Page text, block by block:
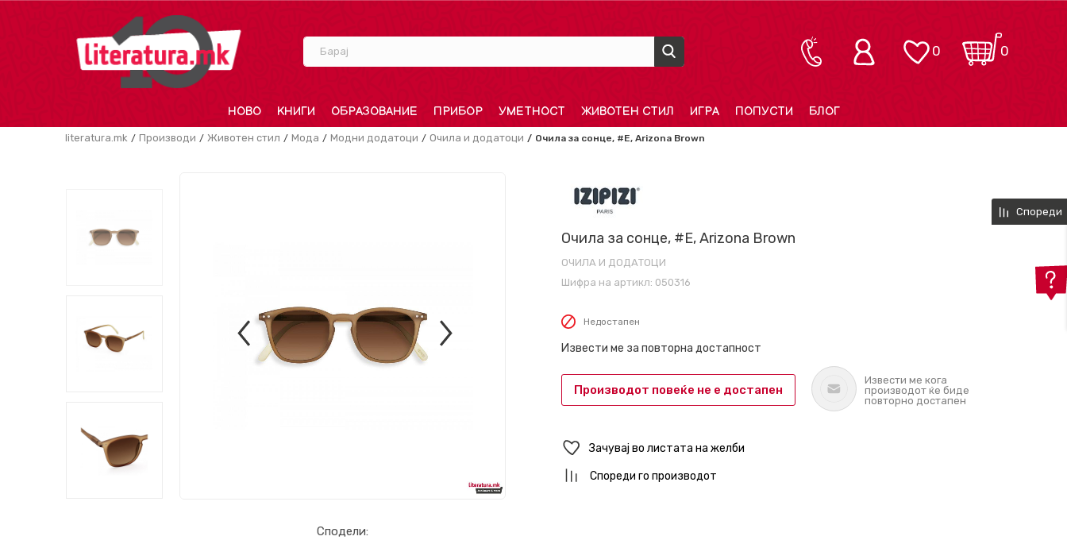
Барај 0
0
НОВО КНИГИ ОБРАЗОВАНИЕ ПРИБОР УМЕТНОСТ ЖИВОТЕН СТИЛ ИГРА ПОПУСТИ БЛОГ
literatura.mk Производи Животен стил Мода Модни додатоци Очила и додатоци Очила за сонце, #E, Arizona Brown
Сподели:
Очила за сонце, #E, Arizona Brown
ОЧИЛА И ДОДАТОЦИ
Шифра на артикл: 050316
Недостапен
Извести ме за повторна достапност
Производот повеќе не е достапен
Извести ме кога
производот ќе биде
повторно достапен
Зачувај во листата на желби
Спореди го производот
Спореди